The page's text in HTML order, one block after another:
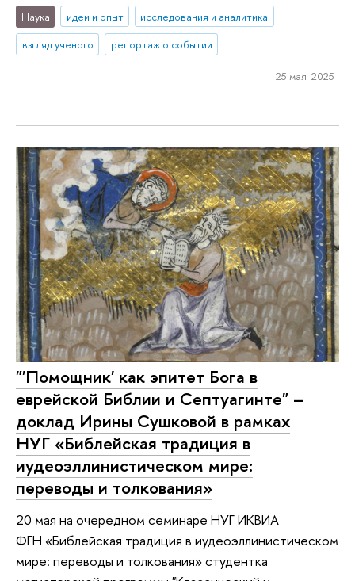
Наука идеи и опыт
исследования и аналитика
взгляд ученого
репортаж о событии
25 мая 2025
"'Помощник' как эпитет Бога в
еврейской Библии и Септуагинте" –
доклад Ирины Сушковой в рамках
НУГ «Библейская традиция в
иудеоэллинистическом мире:
переводы и толкования»
20 мая на очередном семинаре НУГ ИКВИА
ФГН «Библейская традиция в иудеоэллинистическом
мире: переводы и толкования» cтудентка